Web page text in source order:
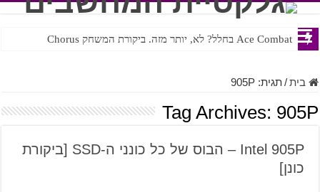
Ace Combat בחלל? לא, יותר מזה. ביקורת המשחק Chorus
Steven Universe והשירים שתורגמו בצורה נוראית לעברית
בית/תגית:905P
Tag Archives: 905P
Intel 905P – הבוס של כל כונני ה-SSD [ביקורת
כונן]